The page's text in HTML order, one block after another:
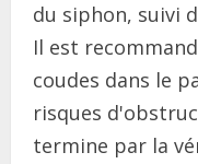
du siphon, suivi
Il est
coudes dans le
risques
termine par la